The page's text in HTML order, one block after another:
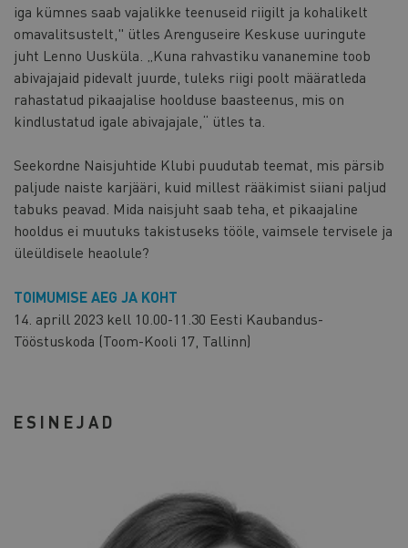
iga kümnes saab vajalikke teenuseid riigilt ja kohalikelt
omavalitsustelt," ütles Arenguseire Keskuse uuringute
juht Lenno Uusküla. „Kuna rahvastiku vananemine toob
abivajajaid pidevalt juurde, tuleks riigi poolt määratleda
rahastatud pikaajalise hoolduse baasteenus, mis on
kindlustatud igale abivajajale,“ ütles ta.
Seekordne Naisjuhtide Klubi puudutab teemat, mis pärsib
paljude naiste karjääri, kuid millest rääkimist siiani paljud
tabuks peavad. Mida naisjuht saab teha, et pikaajaline
hooldus ei muutuks takistuseks tööle, vaimsele tervisele ja
üleüldisele heaolule?
TOIMUMISE AEG JA KOHT
14. aprill 2023 kell 10.00-11.30 Eesti Kaubandus-
Tööstuskoda (Toom-Kooli 17, Tallinn)
ESINEJAD